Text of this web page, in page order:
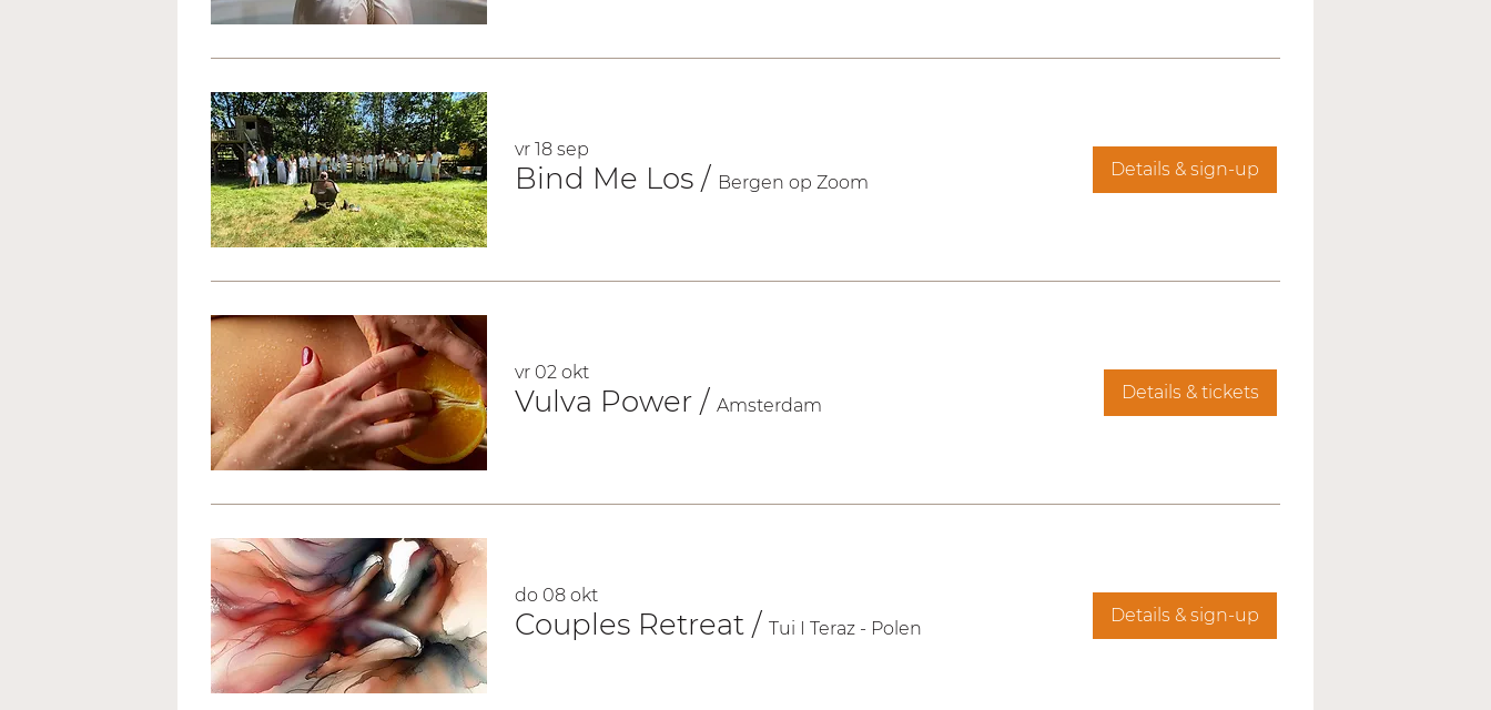
vr 18 sep
Bind Me Los / Bergen op Zoom
Details & sign-up
vr 02 okt
Vulva Power / Amsterdam
Details & tickets
do 08 okt
Couples Retreat / Tui I Teraz - Polen
Details & sign-up